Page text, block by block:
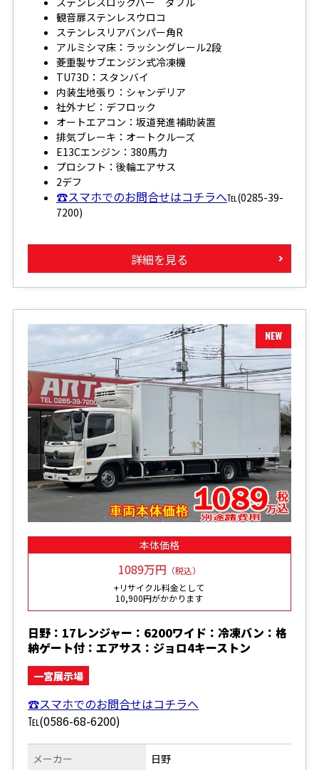
観音扉ステンレスウロコ
ステンレスリアバンパー角R
アルミシマ床：ラッシングレール2段
菱重製サブエンジン式冷凍機
TU73D：スタンバイ
内装生地張り：シャンデリア
社外ナビ：デフロック
オートエアコン：坂道発進補助装置
排気ブレーキ：オートクルーズ
E13Cエンジン：380馬力
プロシフト：後輪エアサス
2デフ
☎スマホでのお問合せはコチラへ℡(0285-39-
7200)
詳細を見る
本体価格
1089万円 （税込）
+リサイクル料金として
10,900円がかかります
日野：17レンジャー：6200ワイド：冷凍バン：格
納ゲート付：エアサス：ジョロ4キーストン
一宮展示場
☎スマホでのお問合せはコチラへ
℡(0586-68-6200)
メーカー 日野